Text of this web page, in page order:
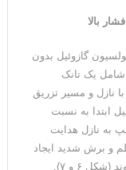
بالا
گازوئیل بدون
شامل یک تانک
نازل و مسیر تزریق
ابتدا به نسبت
نازل هدایت
و برش شدید ایجاد
۶ و ۷).